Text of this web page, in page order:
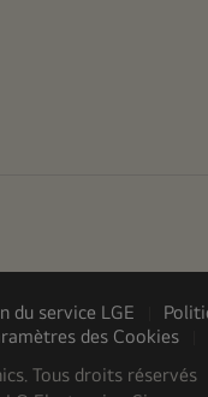
du service LGE
des Cookies
Tous droits réservés